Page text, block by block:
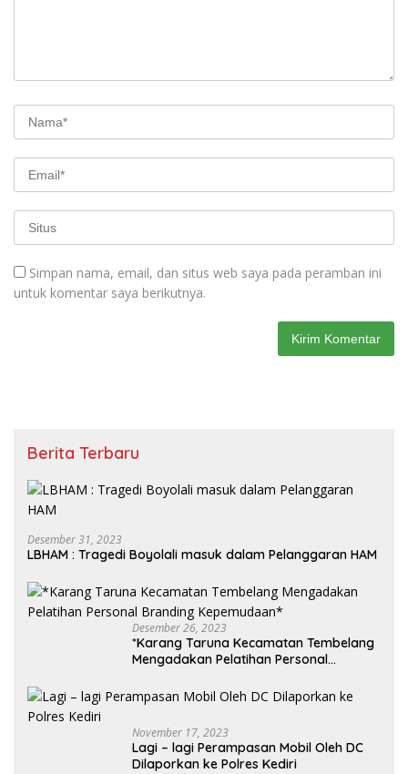
Simpan nama, email, dan situs web saya pada peramban ini
untuk komentar saya berikutnya.
Berita Terbaru
Desember 31, 2023
LBHAM : Tragedi Boyolali masuk dalam Pelanggaran HAM
Desember 26, 2023
*Karang Taruna Kecamatan Tembelang
Mengadakan Pelatihan Personal
November 17, 2023
Lagi – lagi Perampasan Mobil Oleh DC
Dilaporkan ke Polres Kediri